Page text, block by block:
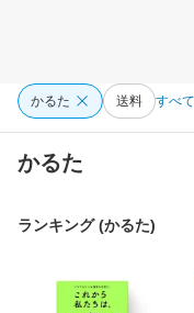
かるた 送料 すべ
かるた
ランキング (かるた)